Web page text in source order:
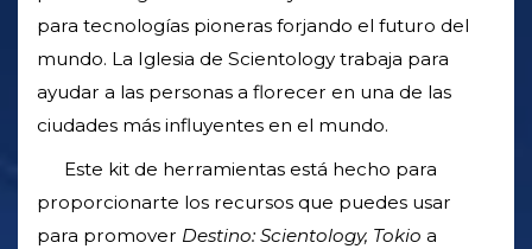
para tecnologías pioneras forjando el futuro del
mundo. La Iglesia de Scientology trabaja para
ayudar a las personas a florecer en una de las
ciudades más influyentes en el mundo.
Este kit de herramientas está hecho para
proporcionarte los recursos que puedes usar
para promover Destino: Scientology, Tokio a